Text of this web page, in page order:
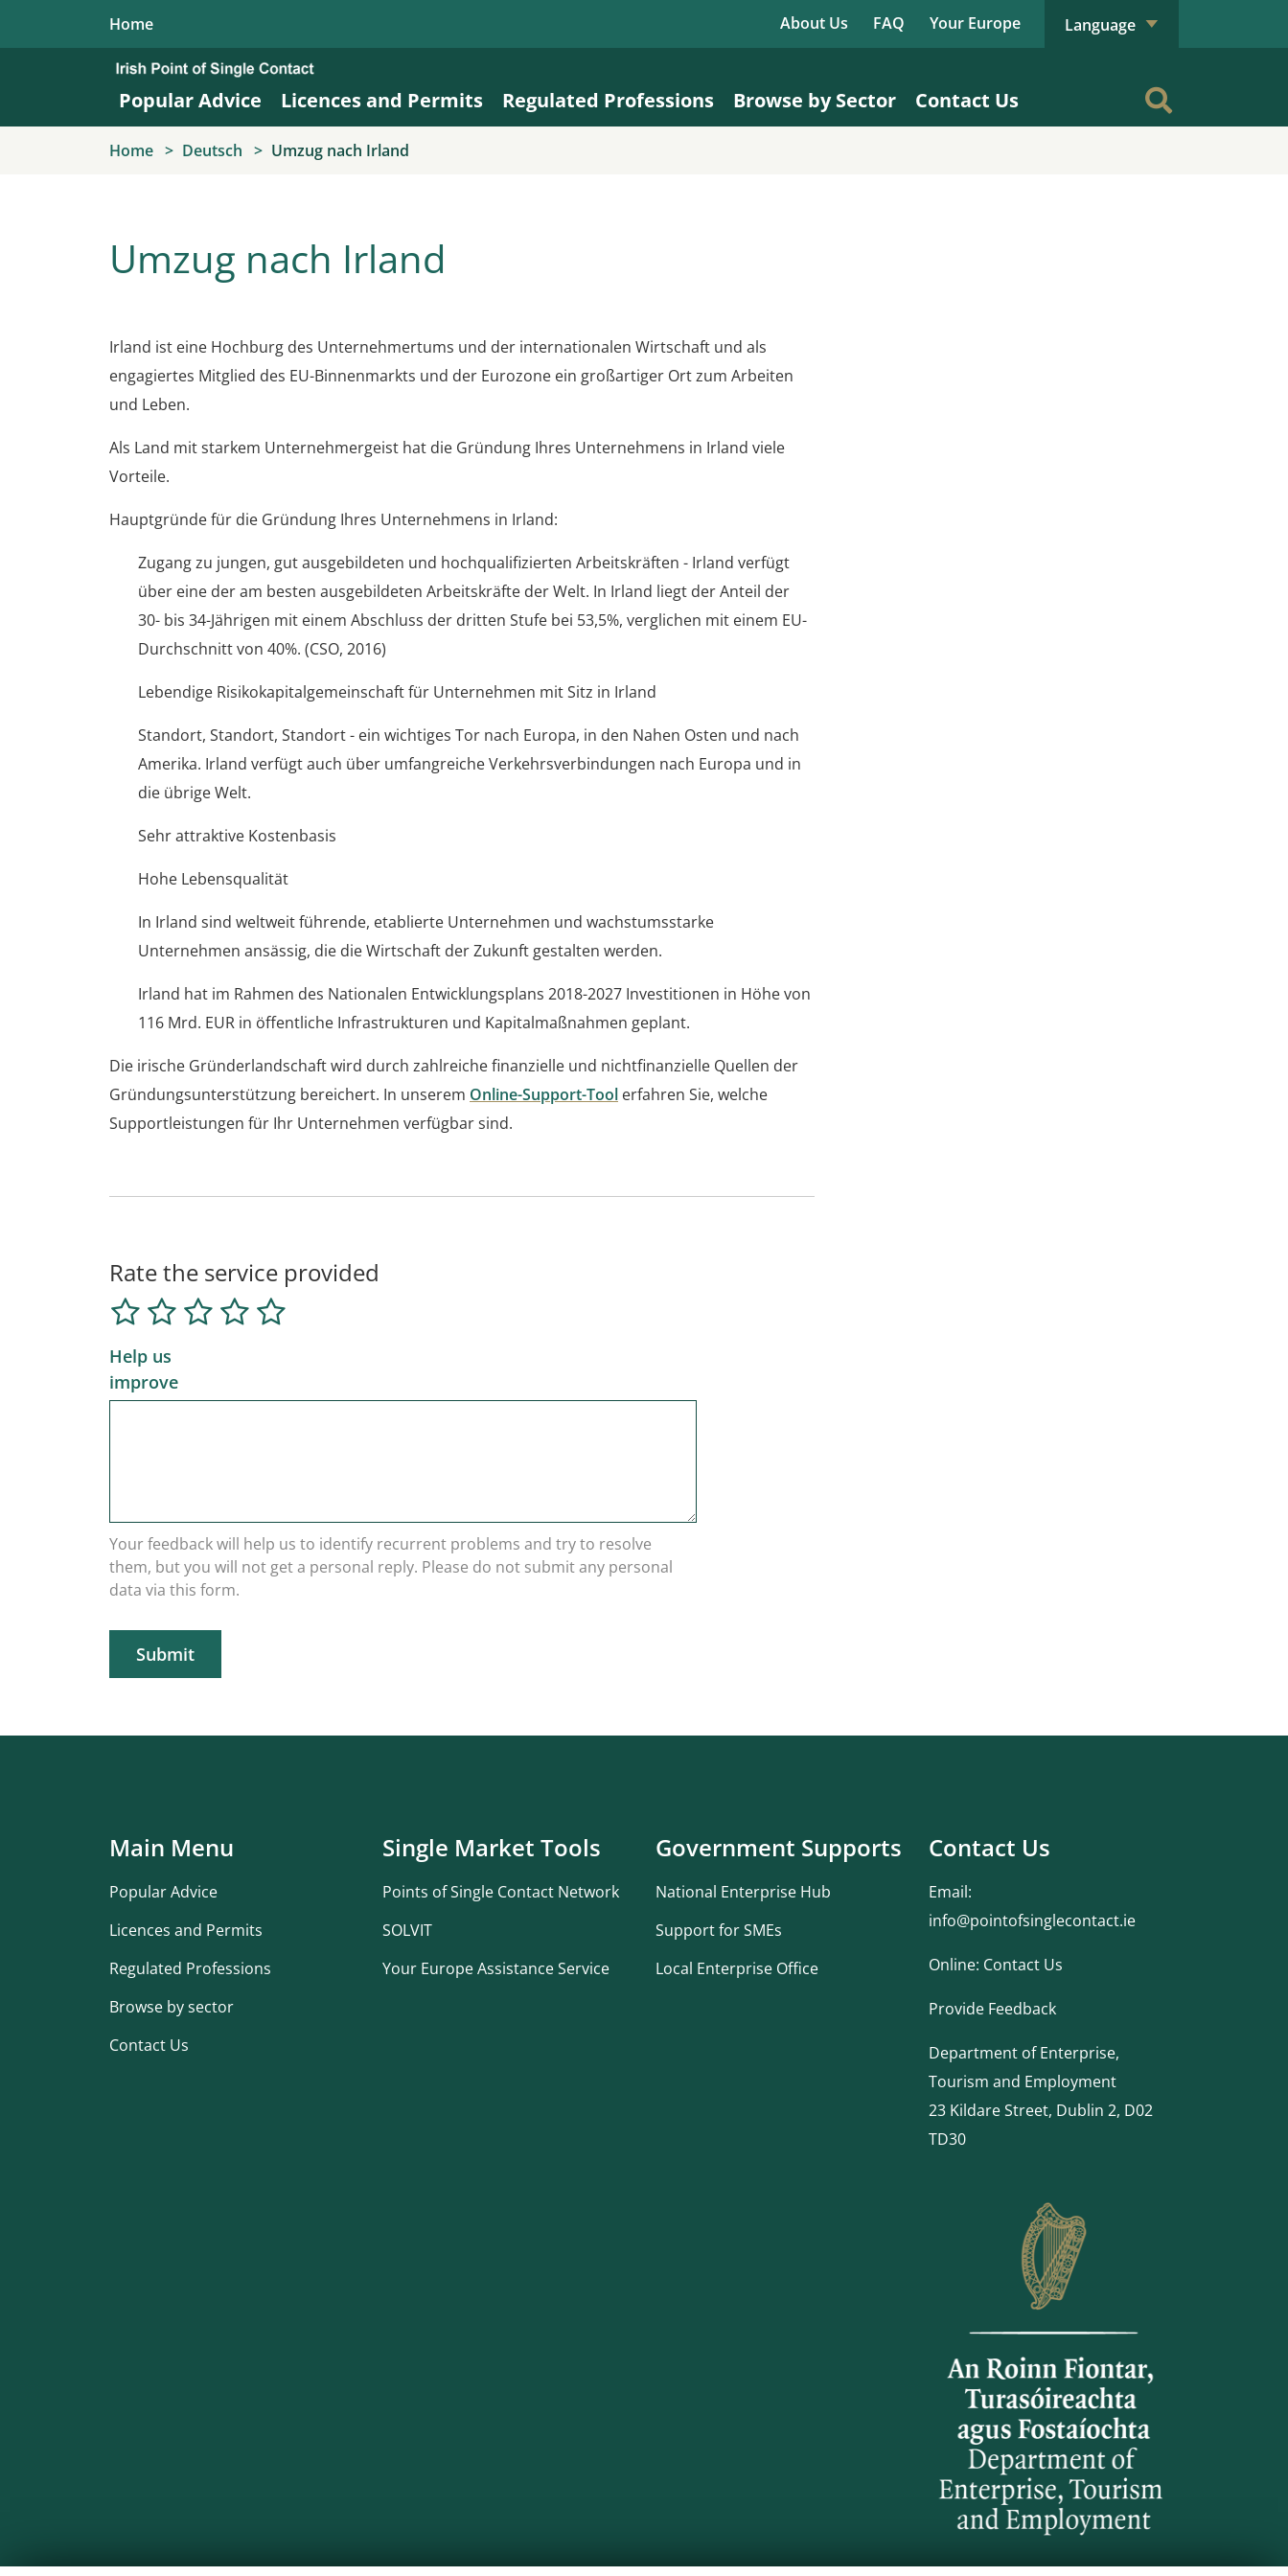
Home About Us FAQ Your Europe Language
Popular Advice Licences and Permits Regulated Professions Browse by Sector Contact Us
Home Deutsch Umzug nach Irland
Umzug nach Irland
Irland ist eine Hochburg des Unternehmertums und der internationalen Wirtschaft und als
engagiertes Mitglied des EU-Binnenmarkts und der Eurozone ein großartiger Ort zum Arbeiten
und Leben.
Als Land mit starkem Unternehmergeist hat die Gründung Ihres Unternehmens in Irland viele
Vorteile.
Hauptgründe für die Gründung Ihres Unternehmens in Irland:
Zugang zu jungen, gut ausgebildeten und hochqualifizierten Arbeitskräften - Irland verfügt
über eine der am besten ausgebildeten Arbeitskräfte der Welt. In Irland liegt der Anteil der
30- bis 34-Jährigen mit einem Abschluss der dritten Stufe bei 53,5%, verglichen mit einem EU-
Durchschnitt von 40%. (CSO, 2016)
Lebendige Risikokapitalgemeinschaft für Unternehmen mit Sitz in Irland
Standort, Standort, Standort - ein wichtiges Tor nach Europa, in den Nahen Osten und nach
Amerika. Irland verfügt auch über umfangreiche Verkehrsverbindungen nach Europa und in
die übrige Welt.
Sehr attraktive Kostenbasis
Hohe Lebensqualität
In Irland sind weltweit führende, etablierte Unternehmen und wachstumsstarke
Unternehmen ansässig, die die Wirtschaft der Zukunft gestalten werden.
Irland hat im Rahmen des Nationalen Entwicklungsplans 2018-2027 Investitionen in Höhe von
116 Mrd. EUR in öffentliche Infrastrukturen und Kapitalmaßnahmen geplant.
Die irische Gründerlandschaft wird durch zahlreiche finanzielle und nichtfinanzielle Quellen der
Gründungsunterstützung bereichert. In unserem Online-Support-Tool erfahren Sie, welche
Supportleistungen für Ihr Unternehmen verfügbar sind.
Rate the service provided
Help us
improve
Your feedback will help us to identify recurrent problems and try to resolve
them, but you will not get a personal reply. Please do not submit any personal
data via this form.
Submit
Main Menu
Popular Advice
Licences and Permits
Regulated Professions
Browse by sector
Contact Us
Single Market Tools
Points of Single Contact Network
SOLVIT
Your Europe Assistance Service
Government Supports
National Enterprise Hub
Support for SMEs
Local Enterprise Office
Contact Us
Email:
info@pointofsinglecontact.ie
Online: Contact Us
Provide Feedback
Department of Enterprise,
Tourism and Employment
23 Kildare Street, Dublin 2, D02
TD30